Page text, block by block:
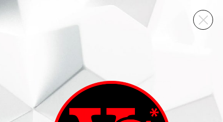
ВИННЫЙ СКЛАД